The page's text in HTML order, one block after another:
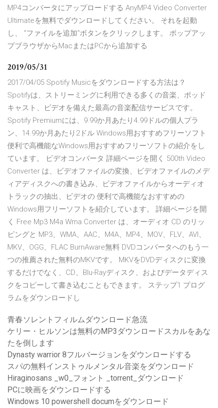
MP4コンバータにアップロードする AnyMP4 Video Converter
Ultimateを無料でダウンロードしてください。 それを起動
し、 "ファイルを追加"ボタンをクリックします。 ポップアッ
プブラウザからMacまたはPCから追加する
2019/05/31
2017/04/05 Spotify Musicをダウンロードする方法は？
Spotifyは、ストリーミングに利用できる多くの音楽、ポッド
キャスト、ビデオを備えた最高の音楽配信サービスです。
Spotify Premiumには、9.99か月あたり4.99ドルの個人プラ
ン、14.99か月あたり2ドル Windows用おすすめフリーソフト
便利で高機能なWindows用おすすめフリーソフトの紹介をし
ています。 ビデオコンバータ 詳細ページを開く 500th Video
Converter は、ビデオファイルの変換、ビデオファイルのメデ
ィアディスクへの書き込み、ビデオファイルからオーディオ
トラックの抽出、ビデオの 便利で高機能なおすすめの
Windows用フリーソフトを紹介しています。 詳細ページを開
く Free Mp3 M4a Wma Converter は、オーディオ CD のリッ
ピングと MP3、WMA、AAC、M4A、MP4、MOV、FLV、AVI、
MKV、OGG、FLAC BurnAware無料 DVDコンバータへのもう一
つの推薦された無料のMKVです。 MKVをDVDディスクに変換
するだけでなく、CD、Blu-Rayディスク、およびデータディス
クをコピーして書き込むこともできます。 ステップ1 プログ
ラムをダウンロードし
青春ソレントフィルムダウンロード急流
ケリー・ヒルソンは無料のMP3ダウンロードスカルをあな
たを倒します
Dynasty warrior 8フルバージョンをダウンロードする
スパの無料インストゥルメンタル音楽をダウンロード
Hiraginosans _w0_フォント _torrent_ダウンロード
PCに映画をダウンロードする
Windows 10 powershell documをダウンロード